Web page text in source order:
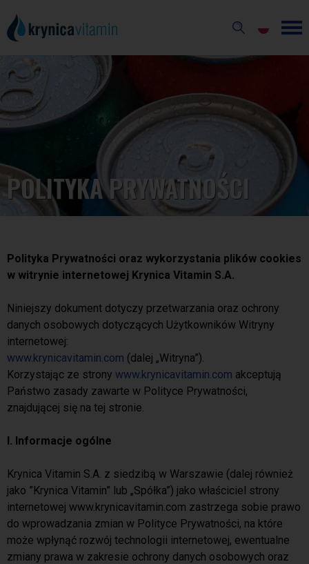
POLITYKA PRYWATNOŚCI
Polityka Prywatności oraz wykorzystania plików cookies
w witrynie internetowej Krynica Vitamin S.A.
Niniejszy dokument dotyczy przetwarzania oraz ochrony
danych osobowych dotyczących Użytkowników Witryny
internetowej:
www.krynicavitamin.com (dalej „Witryna”).
Korzystając ze strony www.krynicavitamin.com akceptują
Państwo zasady zawarte w Polityce Prywatności,
znajdującej się na tej stronie.
I. Informacje ogólne
Krynica Vitamin S.A. z siedzibą w Warszawie (dalej również
jako ”Krynica Vitamin” lub „Spółka”) jako właściciel strony
internetowej www.krynicavitamin.com zastrzega sobie prawo
do wprowadzania zmian w Polityce Prywatności, na które
może wpłynąć rozwój technologii internetowej, ewentualne
zmiany prawa w zakresie ochrony danych osobowych oraz